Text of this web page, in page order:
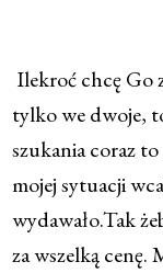
Ilekroć chcę Go
tylko we dwoje,
szukania coraz
mojej sytuacji
wydawało.Tak
za wszelką cenę.